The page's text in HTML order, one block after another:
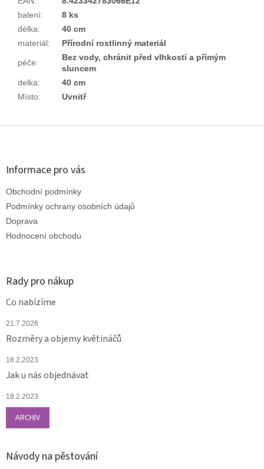
balení:
8 ks
délka:
40 cm
materiál: Přírodní rostlinný materiál
péče:
Bez vody, chránit před vlhkostí a přímým
sluncem
delka:
40 cm
Místo: Uvnitř
Z
Informace pro vás
Obchodní podmínky
Podmínky ochrany osobních údajů
Doprava
Hodnocení obchodu
Rady pro nákup
Co nabízíme
21.7.2026
Rozměry a objemy květináčů
18.2.2023
Jak u nás objednávat
18.2.2023
ARCHIV
Návody na pěstování